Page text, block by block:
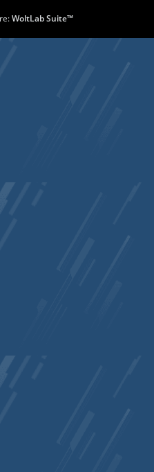
WoltLab Suite™